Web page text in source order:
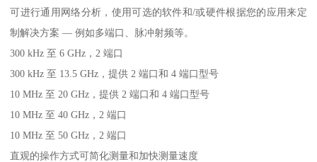
可进行通用网络分析，使用可选的软件和/或硬件根据您的应用来定
制解决方案 — 例如多端口、脉冲射频等。
300 kHz 至 6 GHz，2 端口
300 kHz 至 13.5 GHz，提供 2 端口和 4 端口型号
10 MHz 至 20 GHz，提供 2 端口和 4 端口型号
10 MHz 至 40 GHz，2 端口
10 MHz 至 50 GHz，2 端口
直观的操作方式可简化测量和加快测量速度